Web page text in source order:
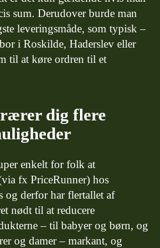
sum. Derudover burde man
leveringsmåde, som typisk –
i Roskilde, Haderslev eller
til at køre ordren til et
dig flere
enkelt for folk at
fx PriceRunner) hos
og derfor har flertallet af
nødt til at reducere
– til babyer og børn, og
og damer – markant, og